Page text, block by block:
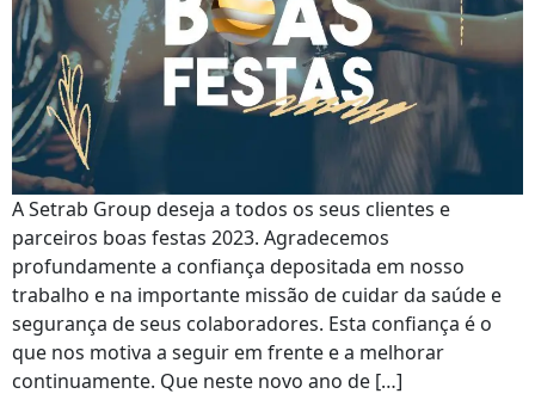
A Setrab Group deseja a todos os seus clientes e
parceiros boas festas 2023. Agradecemos
profundamente a confiança depositada em nosso
trabalho e na importante missão de cuidar da saúde e
segurança de seus colaboradores. Esta confiança é o
que nos motiva a seguir em frente e a melhorar
continuamente. Que neste novo ano de […]